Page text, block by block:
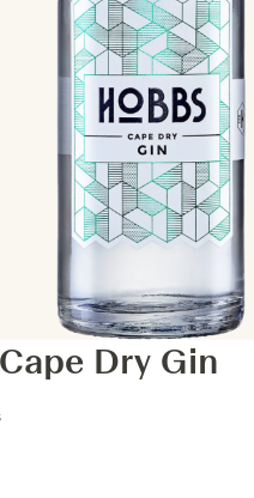
Dry Gin